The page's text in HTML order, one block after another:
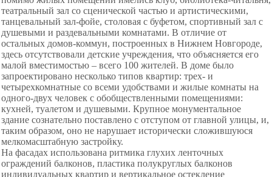
театральный зал со сценической частью и артистическими,
танцевальный зал-фойе, столовая с буфетом, спортивный зал с
душевыми и раздевальными комнатами. В отличие от
остальных домов-коммун, построенных в Нижнем Новгороде,
здесь отсутствовали детские учреждения, что объясняется его
малой вместимостью – всего 100 жителей. В доме было
запроектировано несколько типов квартир: трех- и
четырехкомнатные со всеми удобствами и жилые комнаты на
одного-двух человек с обобществленными помещениями:
кухней, туалетом и душевыми. Крупное монументальное
здание сознательно поставлено с отступом от главной улицы, и,
таким образом, оно не нарушает исторически сложившуюся
мелкомасштабную застройку.
На фасадах использована ритмика глухих ленточных
ограждений балконов, пластика полукруглых балконов
индивидуальных квартир и вертикальное остекление